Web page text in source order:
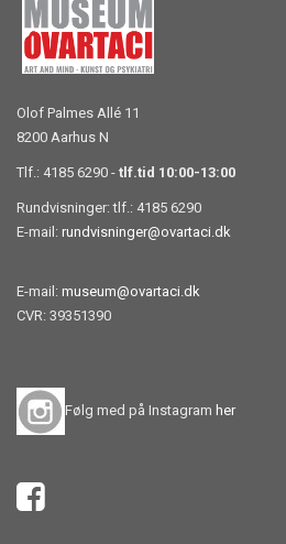
Olof Palmes Allé 11
8200 Aarhus N
Tlf.: 4185 6290 - tlf.tid 10:00-13:00
Rundvisninger: tlf.: 4185 6290
E-mail: rundvisninger@ovartaci.dk
E-mail: museum@ovartaci.dk
CVR: 39351390
Følg med på Instagram her